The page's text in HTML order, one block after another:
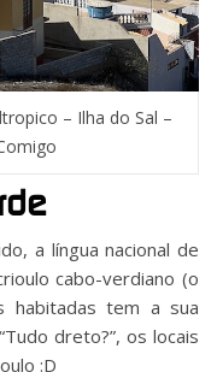
– Ilha do Sal –
a língua nacional de
cabo-verdiano (o
habitadas tem a sua
dreto?”, os locais
:D